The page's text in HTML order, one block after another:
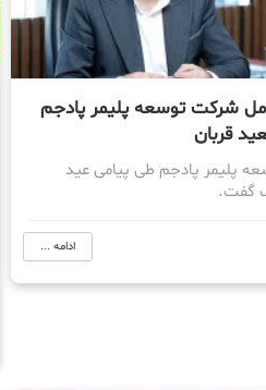
شرکت توسعه پلیمر پادجم
قربان
پلیمر پادجم طی پیامی عید
گفت.
ادامه ...